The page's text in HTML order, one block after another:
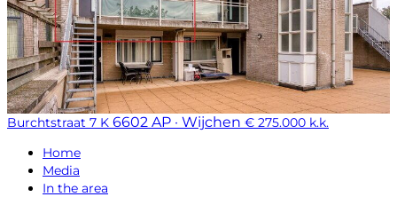
Burchtstraat 7 K 6602 AP · Wijchen € 275.000 k.k.
Home
Media
In the area